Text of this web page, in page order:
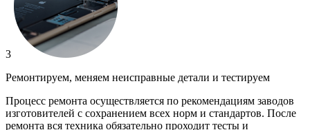
3
Ремонтируем, меняем неисправные детали и тестируем
Процесс ремонта осуществляется по рекомендациям заводов
изготовителей с сохранением всех норм и стандартов. После
ремонта вся техника обязательно проходит тесты и